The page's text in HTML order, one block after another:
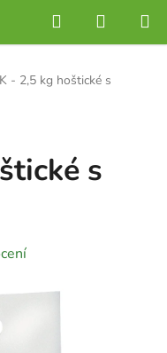
Hledat
KOŠÍK
- 2,5 kg hoštické s
s